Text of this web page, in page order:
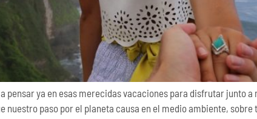
pensar ya en esas merecidas vacaciones para disfrutar junto
paso por el planeta causa en el medio ambiente,